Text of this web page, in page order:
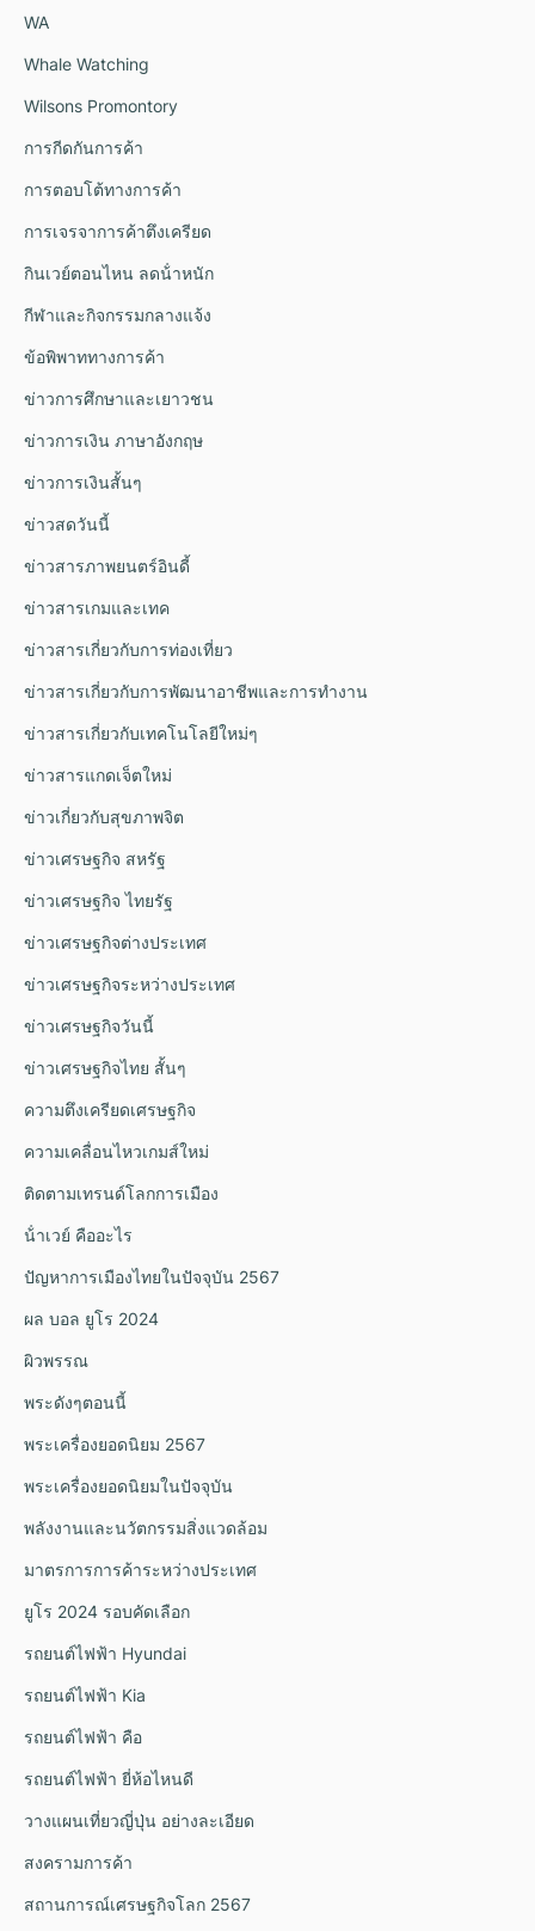
WA
Whale Watching
Wilsons Promontory
การกีดกันการค้า
การตอบโต้ทางการค้า
การเจรจาการค้าตึงเครียด
กินเวย์ตอนไหน ลดน้ําหนัก
กีฬาและกิจกรรมกลางแจ้ง
ข้อพิพาททางการค้า
ข่าวการศึกษาและเยาวชน
ข่าวการเงิน ภาษาอังกฤษ
ข่าวการเงินสั้นๆ
ข่าวสดวันนี้
ข่าวสารภาพยนตร์อินดี้
ข่าวสารเกมและเทค
ข่าวสารเกี่ยวกับการท่องเที่ยว
ข่าวสารเกี่ยวกับการพัฒนาอาชีพและการทำงาน
ข่าวสารเกี่ยวกับเทคโนโลยีใหม่ๆ
ข่าวสารแกดเจ็ตใหม่
ข่าวเกี่ยวกับสุขภาพจิต
ข่าวเศรษฐกิจ สหรัฐ
ข่าวเศรษฐกิจ ไทยรัฐ
ข่าวเศรษฐกิจต่างประเทศ
ข่าวเศรษฐกิจระหว่างประเทศ
ข่าวเศรษฐกิจวันนี้
ข่าวเศรษฐกิจไทย สั้นๆ
ความตึงเครียดเศรษฐกิจ
ความเคลื่อนไหวเกมส์ใหม่
ติดตามเทรนด์โลกการเมือง
น้ําเวย์ คืออะไร
ปัญหาการเมืองไทยในปัจจุบัน 2567
ผล บอล ยูโร 2024
ผิวพรรณ
พระดังๆตอนนี้
พระเครื่องยอดนิยม 2567
พระเครื่องยอดนิยมในปัจจุบัน
พลังงานและนวัตกรรมสิ่งแวดล้อม
มาตรการการค้าระหว่างประเทศ
ยูโร 2024 รอบคัดเลือก
รถยนต์ไฟฟ้า Hyundai
รถยนต์ไฟฟ้า Kia
รถยนต์ไฟฟ้า คือ
รถยนต์ไฟฟ้า ยี่ห้อไหนดี
วางแผนเที่ยวญี่ปุ่น อย่างละเอียด
สงครามการค้า
สถานการณ์เศรษฐกิจโลก 2567